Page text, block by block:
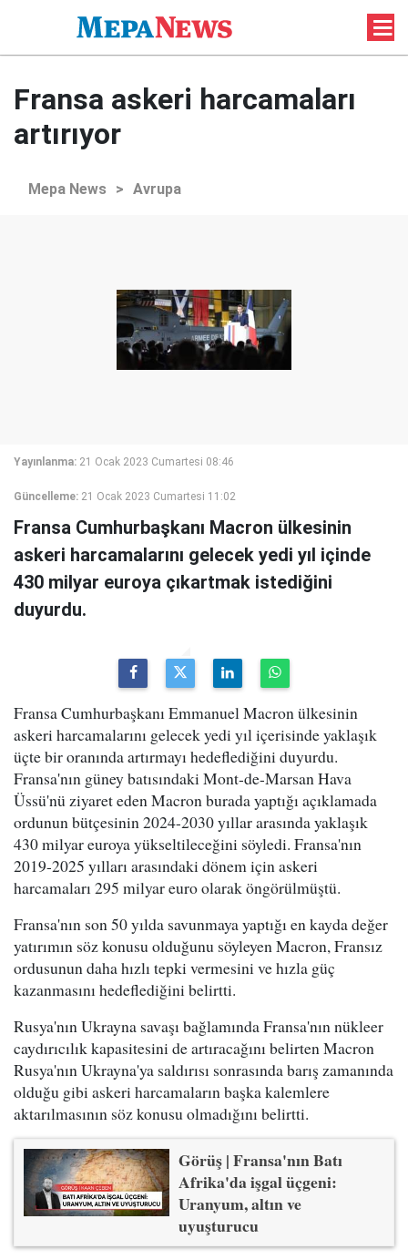
Fransa askeri harcamaları
artırıyor
Mepa News > Avrupa
Yayınlanma: 21 Ocak 2023 Cumartesi 08:46
Güncelleme: 21 Ocak 2023 Cumartesi 11:02
Fransa Cumhurbaşkanı Macron ülkesinin
askeri harcamalarını gelecek yedi yıl içinde
430 milyar euroya çıkartmak istediğini
duyurdu.
Fransa Cumhurbaşkanı Emmanuel Macron ülkesinin
askeri harcamalarını gelecek yedi yıl içerisinde yaklaşık
üçte bir oranında artırmayı hedeflediğini duyurdu.
Fransa'nın güney batısındaki Mont-de-Marsan Hava
Üssü'nü ziyaret eden Macron burada yaptığı açıklamada
ordunun bütçesinin 2024-2030 yıllar arasında yaklaşık
430 milyar euroya yükseltileceğini söyledi. Fransa'nın
2019-2025 yılları arasındaki dönem için askeri
harcamaları 295 milyar euro olarak öngörülmüştü.
Fransa'nın son 50 yılda savunmaya yaptığı en kayda değer
yatırımın söz konusu olduğunu söyleyen Macron, Fransız
ordusunun daha hızlı tepki vermesini ve hızla güç
kazanmasını hedeflediğini belirtti.
Rusya'nın Ukrayna savaşı bağlamında Fransa'nın nükleer
caydırıcılık kapasitesini de artıracağını belirten Macron
Rusya'nın Ukrayna'ya saldırısı sonrasında barış zamanında
olduğu gibi askeri harcamaların başka kalemlere
aktarılmasının söz konusu olmadığını belirtti.
Görüş | Fransa'nın Batı
Afrika'da işgal üçgeni:
Uranyum, altın ve
uyuşturucu